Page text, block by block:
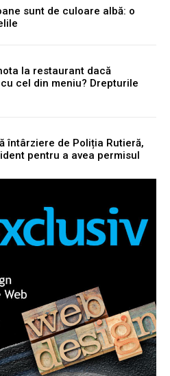
sunt de culoare albă: o
la restaurant dacă
cel din meniu? Drepturile
întârziere de Poliția Rutieră,
pentru a avea permisul